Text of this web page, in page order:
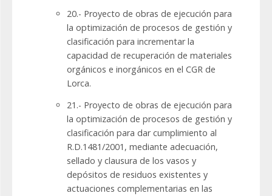
20.- Proyecto de obras de ejecución para
la optimización de procesos de gestión y
clasificación para incrementar la
capacidad de recuperación de materiales
orgánicos e inorgánicos en el CGR de
Lorca.
21.- Proyecto de obras de ejecución para
la optimización de procesos de gestión y
clasificación para dar cumplimiento al
R.D.1481/2001, mediante adecuación,
sellado y clausura de los vasos y
depósitos de residuos existentes y
actuaciones complementarias en las